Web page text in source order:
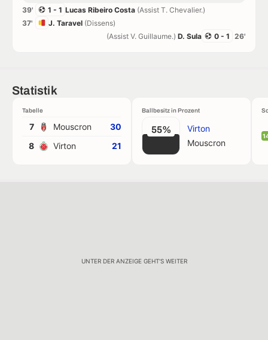
39'
1 - 1 Lucas Ribeiro Costa (Assist T. Chevalier.)
37'
J. Taravel (Dissens)
26'
0 - 1
(Assist V. Guillaume.) D. Sula
Statistik
Tabelle
7 Mouscron
30
8
Virton 21
Ballbesitz in Prozent
55%
Virton
Mouscron
UNTER DER ANZEIGE GEHT'S WEITER